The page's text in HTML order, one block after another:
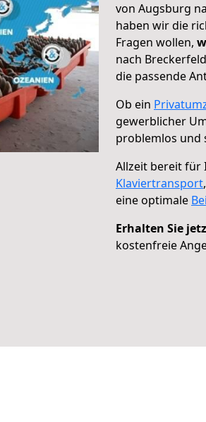
von Augsburg
haben wir die
Fragen wollen,
nach
die passende
Ob ein
gewerblicher
problemlos und
Allzeit bereit für
Klaviertransport,
eine optimale
Erhalten Sie
kostenfreie